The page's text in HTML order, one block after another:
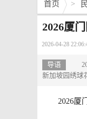
首页 >
2026厦
2026-04-28
导语
新加坡园绣球
2026厦门